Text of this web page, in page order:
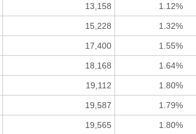
13,158 1.12%
15,228 1.32%
17,400 1.55%
18,168 1.64%
19,112 1.80%
19,587 1.79%
19,565 1.80%